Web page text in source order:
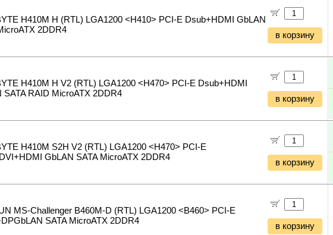
H410M H (RTL) LGA1200 <H410> PCI-E Dsub+HDMI GbLAN
2DDR4
в корзину
H410M H V2 (RTL) LGA1200 <H470> PCI-E Dsub+HDMI
SATA RAID MicroATX 2DDR4
в корзину
H410M S2H V2 (RTL) LGA1200 <H470> PCI-E
GbLAN SATA MicroATX 2DDR4
в корзину
MS-Challenger B460M-D (RTL) LGA1200 <B460> PCI-E
SATA MicroATX 2DDR4
в корзину